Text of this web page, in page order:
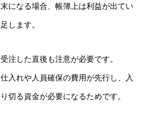
になる場合、帳簿上は利益が出てい
します。
注した直後も注意が必要です。
入れや人員確保の費用が先行し、入
切る資金が必要になるためです。